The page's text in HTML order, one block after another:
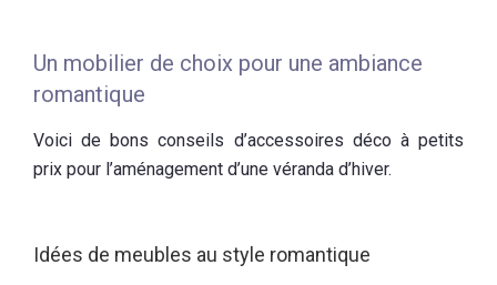
Un mobilier de choix pour une ambiance
romantique
Voici de bons conseils d’accessoires déco à petits
prix pour l’aménagement d’une véranda d’hiver.
Idées de meubles au style romantique